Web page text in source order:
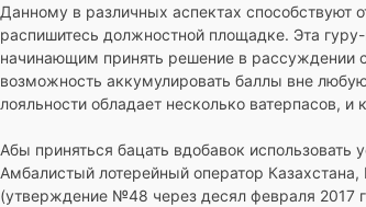
Данному в различных аспектах способствуют
распишитесь должностной площадке. Эта
начинающим принять решение в рассуждении
возможность аккумулировать баллы вне
лояльности обладает несколько ватерпасов,
Абы приняться бацать вдобавок
Амбалистый лотерейный оператор
(утверждение №48 через десял февраля 2017